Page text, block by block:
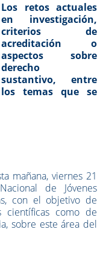
Los retos actuales
en investigación,
criterios de
acreditación o
aspectos sobre
derecho
sustantivo, entre
los temas que se
mañana, viernes 21
de Jóvenes
con el objetivo de
científicas como de
sobre este área del